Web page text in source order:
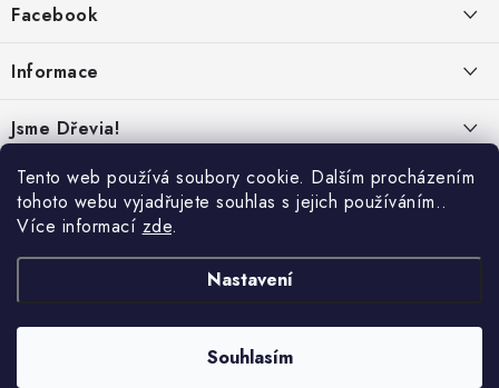
Tento web používá soubory cookie. Dalším procházením
tohoto webu vyjadřujete souhlas s jejich používáním..
Více informací zde.
Nastavení
Souhlasím
p
a
Facebook
Informace
Reklamace & vrácení
Hodnocení
Jsme Dřevia!
Kontakt
Náš příběh
Udržitelnost
Nabídka pro firmy
Dřevia. Všechna práva vyhrazena.